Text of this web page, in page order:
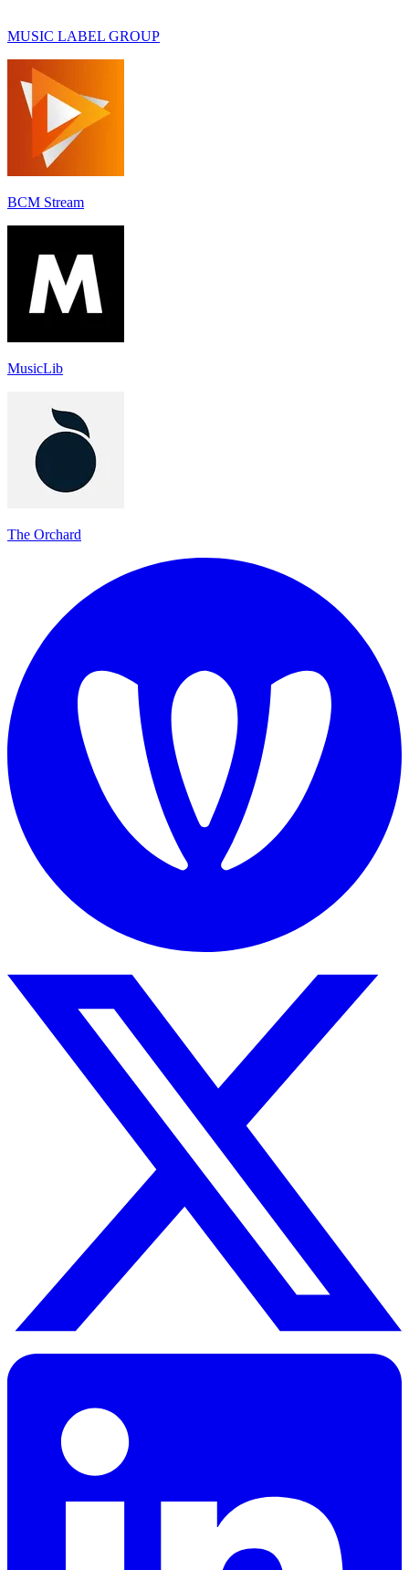
MUSIC LABEL GROUP
BCM Stream
MusicLib
The Orchard